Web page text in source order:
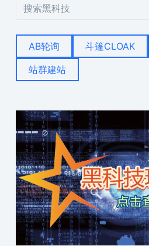
AB轮询 斗篷CLOAK
站群建站